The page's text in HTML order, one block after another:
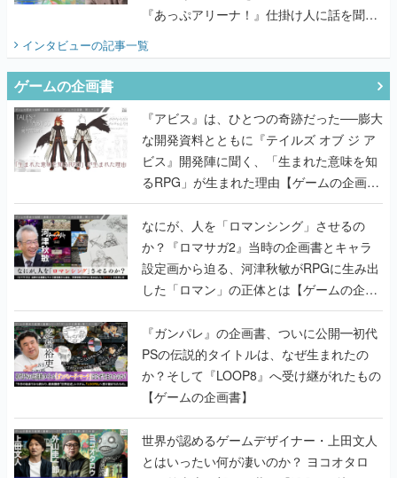
『あっぷアリーナ！』仕掛け人に話を聞い
てみた
インタビューの記事一覧
ゲームの企画書
『アビス』は、ひとつの奇跡だった──膨大
な開発資料とともに『テイルズ オブ ジ ア
ビス』開発陣に聞く、「生まれた意味を知
るRPG」が生まれた理由【ゲームの企画
書】
なにが、人を「ロマンシング」させるの
か？『ロマサガ2』当時の企画書とキャラ
設定画から迫る、河津秋敏がRPGに生み出
した「ロマン」の正体とは【ゲームの企画
書】
『ガンパレ』の企画書、ついに公開━初代
PSの伝説的タイトルは、なぜ生まれたの
か？そして『LOOP8』へ受け継がれたもの
【ゲームの企画書】
世界が認めるゲームデザイナー・上田文人
とはいったい何が凄いのか？ ヨコオタロ